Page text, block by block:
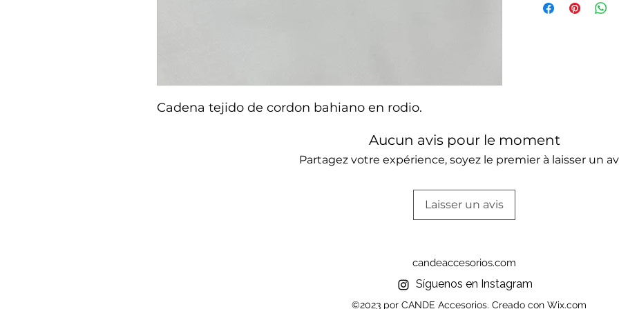
Cadena tejido de cordon bahiano en rodio.
devoluciones.
puede llegar entre
Aucun avis pour le moment
Partagez votre expérience, soyez le premier à laisser un
Laisser un avis
candeaccesorios.com
Síguenos en Instagram
©2023 por CANDE Accesorios. Creado con Wix.com